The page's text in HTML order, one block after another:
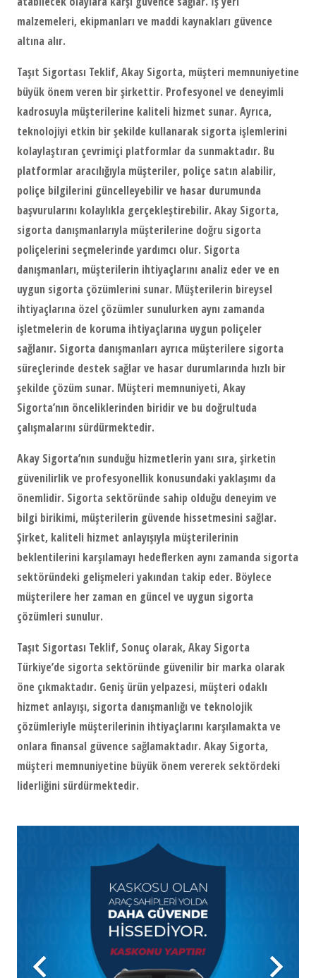
malzemeleri, ekipmanları ve maddi kaynakları güvence
altına alır.
Taşıt Sigortası Teklif, Akay Sigorta, müşteri memnuniyetine
büyük önem veren bir şirkettir. Profesyonel ve deneyimli
kadrosuyla müşterilerine kaliteli hizmet sunar. Ayrıca,
teknolojiyi etkin bir şekilde kullanarak sigorta işlemlerini
kolaylaştıran çevrimiçi platformlar da sunmaktadır. Bu
platformlar aracılığıyla müşteriler, poliçe satın alabilir,
poliçe bilgilerini güncelleyebilir ve hasar durumunda
başvurularını kolaylıkla gerçekleştirebilir. Akay Sigorta,
sigorta danışmanlarıyla müşterilerine doğru sigorta
poliçelerini seçmelerinde yardımcı olur. Sigorta
danışmanları, müşterilerin ihtiyaçlarını analiz eder ve en
uygun sigorta çözümlerini sunar. Müşterilerin bireysel
ihtiyaçlarına özel çözümler sunulurken aynı zamanda
işletmelerin de koruma ihtiyaçlarına uygun poliçeler
sağlanır. Sigorta danışmanları ayrıca müşterilere sigorta
süreçlerinde destek sağlar ve hasar durumlarında hızlı bir
şekilde çözüm sunar. Müşteri memnuniyeti, Akay
Sigorta’nın önceliklerinden biridir ve bu doğrultuda
çalışmalarını sürdürmektedir.
Akay Sigorta’nın sunduğu hizmetlerin yanı sıra, şirketin
güvenilirlik ve profesyonellik konusundaki yaklaşımı da
önemlidir. Sigorta sektöründe sahip olduğu deneyim ve
bilgi birikimi, müşterilerin güvende hissetmesini sağlar.
Şirket, kaliteli hizmet anlayışıyla müşterilerinin
beklentilerini karşılamayı hedeflerken aynı zamanda sigorta
sektöründeki gelişmeleri yakından takip eder. Böylece
müşterilere her zaman en güncel ve uygun sigorta
çözümleri sunulur.
Taşıt Sigortası Teklif, Sonuç olarak, Akay Sigorta
Türkiye’de sigorta sektöründe güvenilir bir marka olarak
öne çıkmaktadır. Geniş ürün yelpazesi, müşteri odaklı
hizmet anlayışı, sigorta danışmanlığı ve teknolojik
çözümleriyle müşterilerinin ihtiyaçlarını karşılamakta ve
onlara finansal güvence sağlamaktadır. Akay Sigorta,
müşteri memnuniyetine büyük önem vererek sektördeki
liderliğini sürdürmektedir.